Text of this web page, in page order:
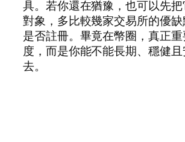
具。若你還在猶豫，也可以先
對象，多比較幾家交易所的優
是否註冊。畢竟在幣圈，真正
度，而是你能不能長期、穩健
去。